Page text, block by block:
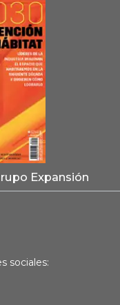
Expansión
sociales: